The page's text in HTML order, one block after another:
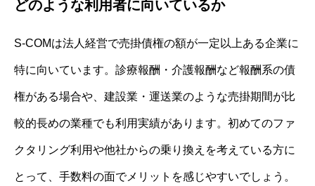
どのような利用者に向いているか
S-COMは法人経営で売掛債権の額が一定以上ある企業に
特に向いています。診療報酬・介護報酬など報酬系の債
権がある場合や、建設業・運送業のような売掛期間が比
較的長めの業種でも利用実績があります。初めてのファ
クタリング利用や他社からの乗り換えを考えている方に
とって、手数料の面でメリットを感じやすいでしょう。